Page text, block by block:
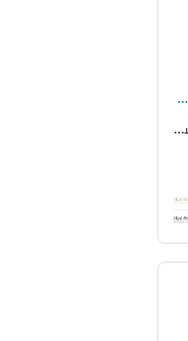
شقة مفروشة بغرفة نوم واحدة للإيجار في مجمع حي خريص، الرياض
شارع أحمد بن الحسن الأنصاري، حي كومباوند حياة خريص السكني، شرق الرياض، الرياض